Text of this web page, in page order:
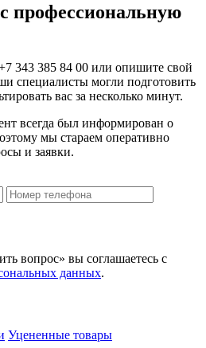
профессиональную
343 385 84 00 или опишите свой
специалисты могли подготовить
вас за несколько минут.
всегда был информирован о
мы стараем оперативно
и заявки.
вопрос» вы соглашаетесь с
данных.
Уцененные товары